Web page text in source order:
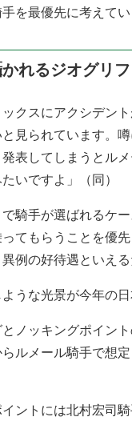
を最優先に考えて
れるジオグリ
ックスにアクシデン
見られています。
表してしまうとル
いですよ」（同）
騎手が選ばれるケ
てもらうことを優
例の好待遇といえる
うな光景が今年の日
ノッキングポイン
ルメール騎手で想
ントには北村宏司